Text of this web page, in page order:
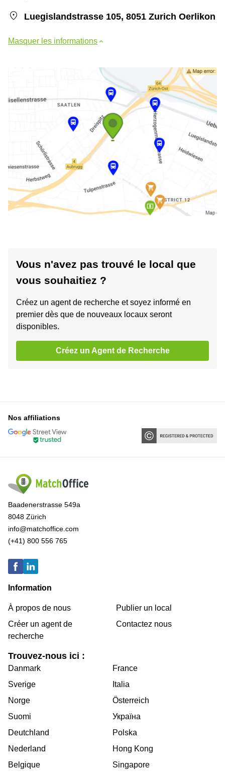
Luegislandstrasse 105, 8051 Zurich Oerlikon
Masquer les informations
Vous n'avez pas trouvé le local que
vous souhaitiez ?
Créez un agent de recherche et soyez informé en
premier dès que de nouveaux locaux seront
disponibles.
Créez un Agent de Recherche
Nos affiliations
Baadenerstrasse 549a
8048 Zürich
info@matchoffice.com
(+41) 800 556 765
Information
À propos de nous
Créer un agent de
recherche
Publier un local
Contactez nous
Trouvez-nous ici :
Danmark
Sverige
Norge
Suomi
Deutchland
Nederland
Belgique
France
Italia
Österreich
Україна
Polska
Hong Kong
Singapore